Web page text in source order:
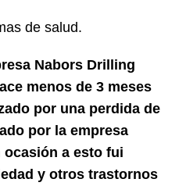
de salud.
Nabors Drilling
menos de 3 meses
por una perdida de
por la empresa
a esto fui
y otros trastornos